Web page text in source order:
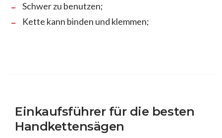
Schwer zu benutzen;
Kette kann binden und klemmen;
Einkaufsführer für die besten
Handkettensägen